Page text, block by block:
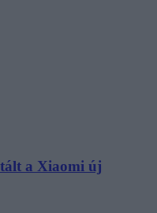
a Xiaomi új